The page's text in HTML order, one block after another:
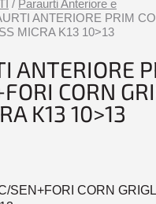
/ Paraurti Anteriore e
ANTERIORE PRIM
MICRA K13 10>13
ANTERIORE
CORN
K13 10>13
SEN+FORI CORN